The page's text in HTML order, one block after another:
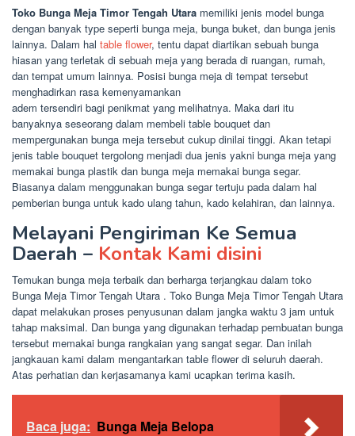
Toko Bunga Meja Timor Tengah Utara memiliki jenis model bunga
dengan banyak type seperti bunga meja, bunga buket, dan bunga jenis
lainnya. Dalam hal table flower, tentu dapat diartikan sebuah bunga
hiasan yang terletak di sebuah meja yang berada di ruangan, rumah,
dan tempat umum lainnya. Posisi bunga meja di tempat tersebut
menghadirkan rasa kemenyamankan
adem tersendiri bagi penikmat yang melihatnya. Maka dari itu
banyaknya seseorang dalam membeli table bouquet dan
mempergunakan bunga meja tersebut cukup dinilai tinggi. Akan tetapi
jenis table bouquet tergolong menjadi dua jenis yakni bunga meja yang
memakai bunga plastik dan bunga meja memakai bunga segar.
Biasanya dalam menggunakan bunga segar tertuju pada dalam hal
pemberian bunga untuk kado ulang tahun, kado kelahiran, dan lainnya.
Melayani Pengiriman Ke Semua
Daerah – Kontak Kami disini
Temukan bunga meja terbaik dan berharga terjangkau dalam toko
Bunga Meja Timor Tengah Utara . Toko Bunga Meja Timor Tengah Utara
dapat melakukan proses penyusunan dalam jangka waktu 3 jam untuk
tahap maksimal. Dan bunga yang digunakan terhadap pembuatan bunga
tersebut memakai bunga rangkaian yang sangat segar. Dan inilah
jangkauan kami dalam mengantarkan table flower di seluruh daerah.
Atas perhatian dan kerjasamanya kami ucapkan terima kasih.
Baca juga: Bunga Meja Belopa